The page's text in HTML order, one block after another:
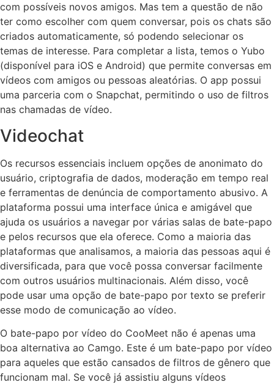
com possíveis novos amigos. Mas tem a questão de não
ter como escolher com quem conversar, pois os chats são
criados automaticamente, só podendo selecionar os
temas de interesse. Para completar a lista, temos o Yubo
(disponível para iOS e Android) que permite conversas em
vídeos com amigos ou pessoas aleatórias. O app possui
uma parceria com o Snapchat, permitindo o uso de filtros
nas chamadas de vídeo.
Videochat
Os recursos essenciais incluem opções de anonimato do
usuário, criptografia de dados, moderação em tempo real
e ferramentas de denúncia de comportamento abusivo. A
plataforma possui uma interface única e amigável que
ajuda os usuários a navegar por várias salas de bate-papo
e pelos recursos que ela oferece. Como a maioria das
plataformas que analisamos, a maioria das pessoas aqui é
diversificada, para que você possa conversar facilmente
com outros usuários multinacionais. Além disso, você
pode usar uma opção de bate-papo por texto se preferir
esse modo de comunicação ao vídeo.
O bate-papo por vídeo do CooMeet não é apenas uma
boa alternativa ao Camgo. Este é um bate-papo por vídeo
para aqueles que estão cansados de filtros de gênero que
funcionam mal. Se você já assistiu alguns vídeos